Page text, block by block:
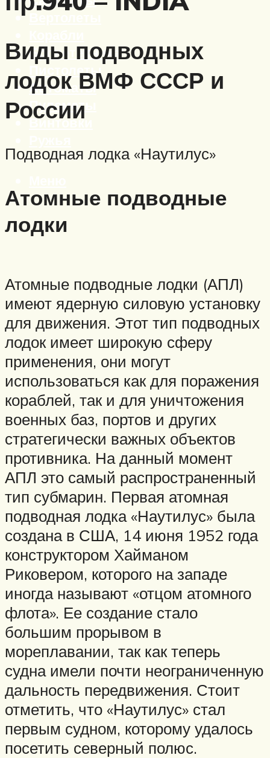
Бронетехника
Пистолеты
Автоматы
Пулеметы
Винтовки
Виды подводных
лодок ВМФ СССР и
России
Подводная лодка «Наутилус»
Атомные подводные
лодки
Атомные подводные лодки (АПЛ)
имеют ядерную силовую установку
для движения. Этот тип подводных
лодок имеет широкую сферу
применения, они могут
использоваться как для поражения
кораблей, так и для уничтожения
военных баз, портов и других
стратегически важных объектов
противника. На данный момент
АПЛ это самый распространенный
тип субмарин. Первая атомная
подводная лодка «Наутилус» была
создана в США, 14 июня 1952 года
конструктором Хайманом
Риковером, которого на западе
иногда называют «отцом атомного
флота». Ее создание стало
большим прорывом в
мореплавании, так как теперь
судна имели почти неограниченную
дальность передвижения. Стоит
отметить, что «Наутилус» стал
первым судном, которому удалось
посетить северный полюс.